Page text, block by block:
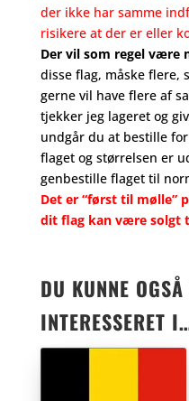
der ikke har samme
risikere at der er eller
Der vil som regel være
disse flag, måske flere,
gerne vil have flere af
tjekker jeg lageret og
undgår du at bestille
flaget og størrelsen er
genbestille flaget til
Det er “først til mølle”
dit flag kan være solgt
DU KUNNE
INTERESSERET